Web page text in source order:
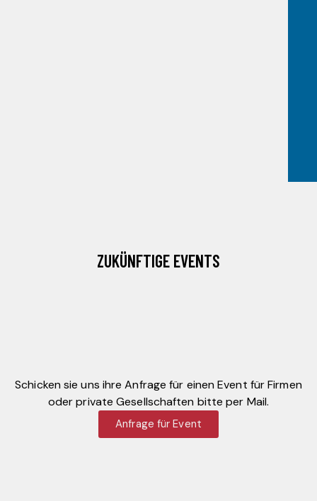
ZUKÜNFTIGE EVENTS
Schicken sie uns ihre Anfrage für einen Event für Firmen
oder private Gesellschaften bitte per Mail.
Anfrage für Event